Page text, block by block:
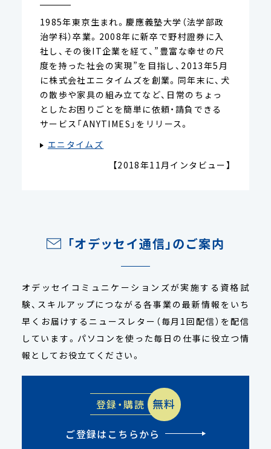
1985年東京生まれ。慶應義塾大学（法学部政
治学科）卒業。2008年に新卒で野村證券に入
社し、その後IT企業を経て、”豊富な幸せの尺
度を持った社会の実現”を目指し、2013年5月
に株式会社エニタイムズを創業。同年末に、犬
の散歩や家具の組み立てなど、日常のちょっ
としたお困りごとを簡単に依頼・請負できる
サービス「ANYTIMES」をリリース。
エニタイムズ
【2018年11月インタビュー】
「オデッセイ通信」のご案内
オデッセイコミュニケーションズが実施する資格試
験、スキルアップにつながる各事業の最新情報をいち
早くお届けするニュースレター（毎月1回配信）を配信
しています。パソコンを使った毎日の仕事に役立つ情
報としてお役立てください。
登録・購読 無料
ご登録はこちらから